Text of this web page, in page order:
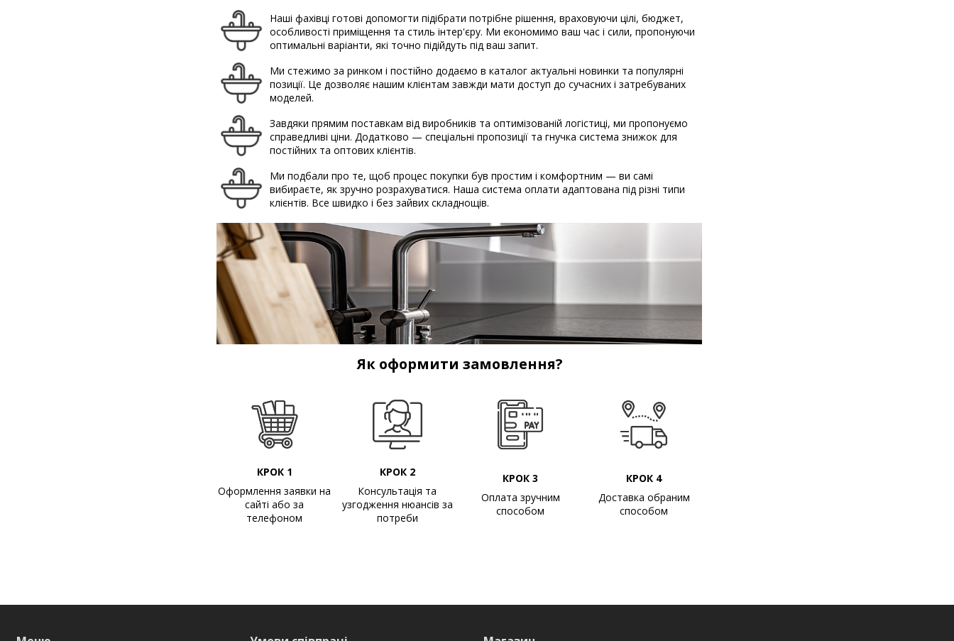
Наші фахівці готові допомогти підібрати потрібне рішення, враховуючи цілі, бюджет,
особливості приміщення та стиль інтер'єру. Ми економимо ваш час і сили, пропонуючи
оптимальні варіанти, які точно підійдуть під ваш запит.
Ми стежимо за ринком і постійно додаємо в каталог актуальні новинки та популярні
позиції. Це дозволяє нашим клієнтам завжди мати доступ до сучасних і затребуваних
моделей.
Завдяки прямим поставкам від виробників та оптимізованій логістиці, ми пропонуємо
справедливі ціни. Додатково — спеціальні пропозиції та гнучка система знижок для
постійних та оптових клієнтів.
Ми подбали про те, щоб процес покупки був простим і комфортним — ви самі
вибираєте, як зручно розрахуватися. Наша система оплати адаптована під різні типи
клієнтів. Все швидко і без зайвих складнощів.
Як оформити замовлення?
КРОК 1
Оформлення заявки на
сайті або за
телефоном
КРОК 2
Консультація та
узгодження нюансів за
потреби
КРОК 3
Оплата зручним
способом
КРОК 4
Доставка обраним
способом